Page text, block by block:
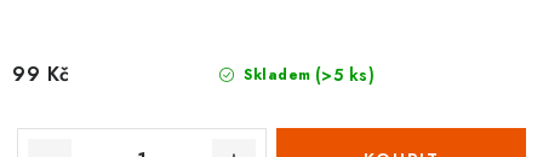
Skladem (>5 ks)
99 Kč